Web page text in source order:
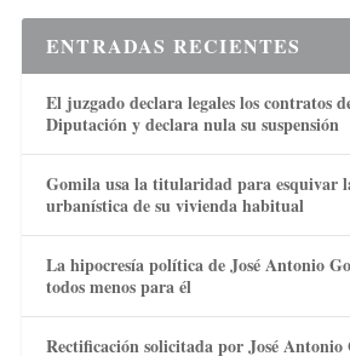
ENTRADAS RECIENTES
El juzgado declara legales los contratos
Diputación y declara nula su suspensión
Gomila usa la titularidad para esquivar
urbanística de su vivienda habitual
La hipocresía política de José Antonio
todos menos para él
Rectificación solicitada por José Antonio